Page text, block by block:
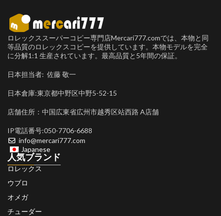
ロレックススーパーコピー専門店Mercari777.comでは、本物と同
等品質のロレックスコピーを提供しています。本物モデルを完全
に分解1:1 生産されています。最高品質と5年間の保証。
日本担当者: 佐藤 敬一
日本倉庫:東京都中野区中野5-52-15
店舗住所：中国広東省広州市越秀区站西路 A店舗
IP電話番号:050-7706-6688
info@mercari777.com
Japanese
人気ブランド
ロレックス
ウブロ
オメガ
チューダー